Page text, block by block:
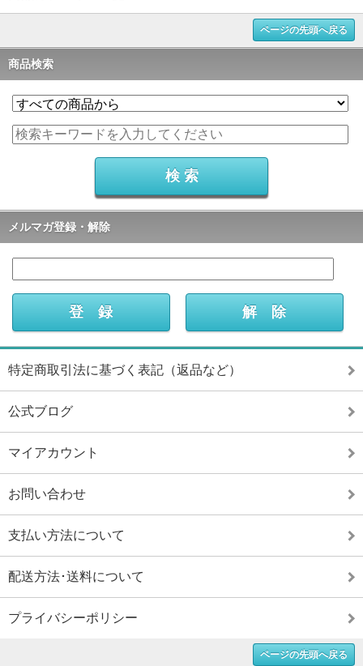
ページの先頭へ戻る
商品検索
メルマガ登録・解除
特定商取引法に基づく表記（返品など）
公式ブログ
マイアカウント
お問い合わせ
支払い方法について
配送方法･送料について
プライバシーポリシー
ページの先頭へ戻る